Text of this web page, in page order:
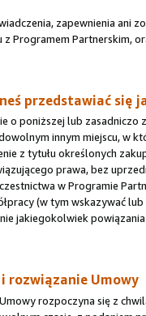
zapewnienia ani
Programem Partnerskim,
przedstawiać się
o poniższej lub
innym miejscu, w
z tytułu określonych
prawa, bez
w Programie
(w tym wskazywać
jakiegokolwiek
rozwiązanie Umowy
rozpoczyna się z